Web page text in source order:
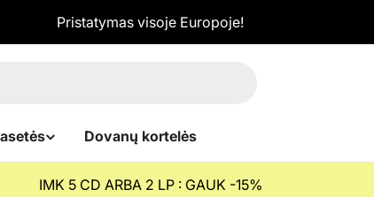
Pristatymas visoje Europoje!
Dovanų kortelės
IMK 5 CD ARBA 2 LP : GAUK -15%